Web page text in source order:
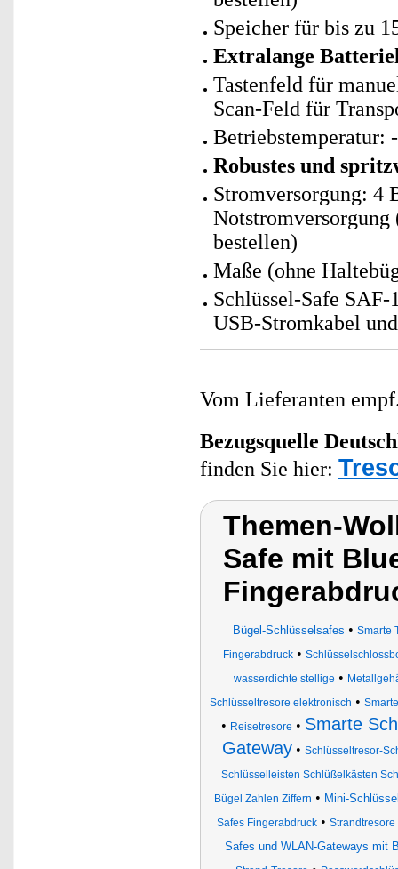
Speicher für bis zu
Extralange
Tastenfeld für
Scan-Feld für
Betriebstemperatur:
Robustes und
Stromversorgung: 4
bestellen)
Maße (ohne
Schlüssel-Safe
USB-Stromkabel
Vom Lieferanten
Bezugsquelle
finden Sie hier:
Themen-
Safe mit
Bügel-Schlüsselsafes • Smarte
Fingerabdruck •
wasserdichte stellige •
Schlüsseltresore elektronisch •
• Reisetresore • Smarte
Gateway • Schlüsseltresor-
Schlüsselleisten Schlüßelkästen
Bügel Zahlen Ziffern • Mini-
Safes Fingerabdruck• Strandtresore
Safes und WLAN-Gateways mit